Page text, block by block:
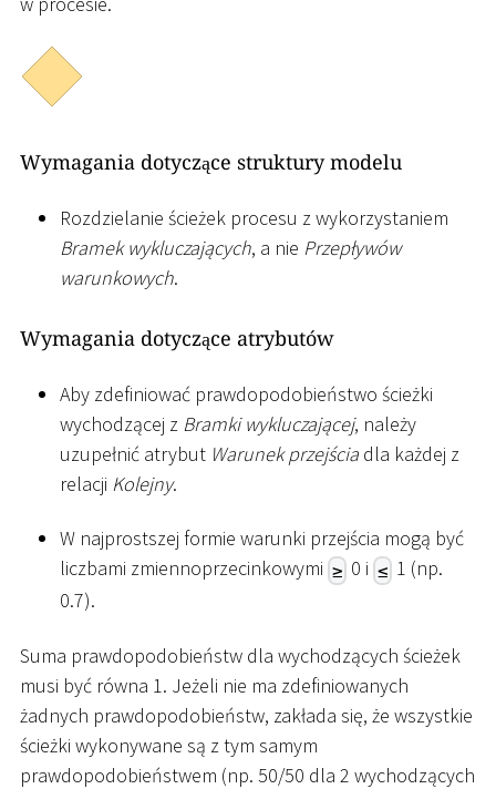
Wymagania dotyczące struktury modelu
Rozdzielanie ścieżek procesu z wykorzystaniem
Bramek wykluczających, a nie Przepływów
warunkowych.
Wymagania dotyczące atrybutów
Aby zdefiniować prawdopodobieństwo ścieżki
wychodzącej z Bramki wykluczającej, należy
uzupełnić atrybut Warunek przejścia dla każdej z
relacji Kolejny.
W najprostszej formie warunki przejścia mogą być
liczbami zmiennoprzecinkowymi ≥ 0 i ≤ 1 (np.
0.7).
Suma prawdopodobieństw dla wychodzących ścieżek
musi być równa 1. Jeżeli nie ma zdefiniowanych
żadnych prawdopodobieństw, zakłada się, że wszystkie
ścieżki wykonywane są z tym samym
prawdopodobieństwem (np. 50/50 dla 2 wychodzących